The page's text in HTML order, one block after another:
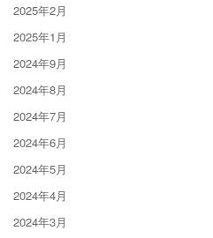
2025年2月
2025年1月
2024年9月
2024年8月
2024年7月
2024年6月
2024年5月
2024年4月
2024年3月